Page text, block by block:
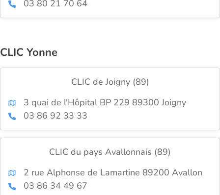
03 80 21 70 64
CLIC Yonne
CLIC de Joigny (89)
3 quai de l'Hôpital BP 229 89300 Joigny
03 86 92 33 33
CLIC du pays Avallonnais (89)
2 rue Alphonse de Lamartine 89200 Avallon
03 86 34 49 67